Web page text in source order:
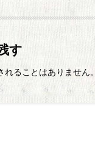
す
ることはありません。